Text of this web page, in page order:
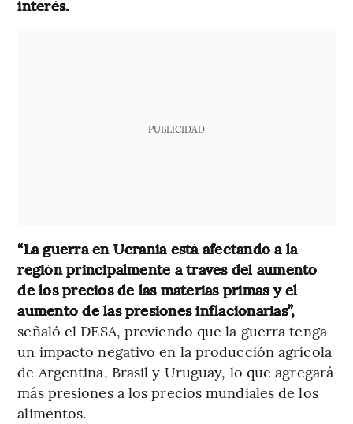
interés.
PUBLICIDAD
“La guerra en Ucrania está afectando a la
región principalmente a través del aumento
de los precios de las materias primas y el
aumento de las presiones inflacionarias”,
señaló el DESA, previendo que la guerra tenga
un impacto negativo en la producción agrícola
de Argentina, Brasil y Uruguay, lo que agregará
más presiones a los precios mundiales de los
alimentos.